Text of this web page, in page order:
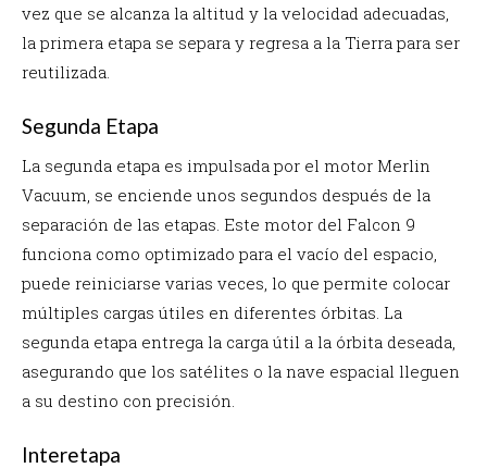
vez que se alcanza la altitud y la velocidad adecuadas,
la primera etapa se separa y regresa a la Tierra para ser
reutilizada.
Segunda Etapa
La segunda etapa es impulsada por el motor Merlin
Vacuum, se enciende unos segundos después de la
separación de las etapas. Este motor del Falcon 9
funciona como optimizado para el vacío del espacio,
puede reiniciarse varias veces, lo que permite colocar
múltiples cargas útiles en diferentes órbitas. La
segunda etapa entrega la carga útil a la órbita deseada,
asegurando que los satélites o la nave espacial lleguen
a su destino con precisión.
Interetapa